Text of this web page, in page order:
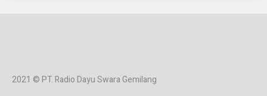
2021 © PT. Radio Dayu Swara Gemilang